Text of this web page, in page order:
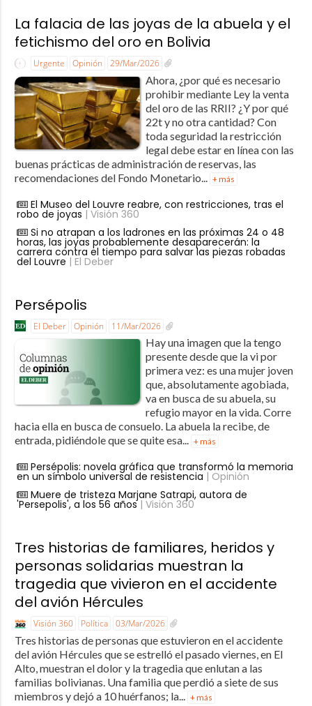
La falacia de las joyas de la abuela y el
fetichismo del oro en Bolivia
Urgente Opinión 29/Mar/2026
Ahora, ¿por qué es necesario
prohibir mediante Ley la venta
del oro de las RRII? ¿Y por qué
22t y no otra cantidad? Con
toda seguridad la restricción
legal debe estar en línea con las
buenas prácticas de administración de reservas, las
recomendaciones del Fondo Monetario...
+ más
El Museo del Louvre reabre, con restricciones, tras el
robo de joyas | Visión 360
Si no atrapan a los ladrones en las próximas 24 o 48
horas, las joyas probablemente desaparecerán: la
carrera contra el tiempo para salvar las piezas robadas
del Louvre | El Deber
Persépolis
El Deber Opinión 11/Mar/2026
Hay una imagen que la tengo
presente desde que la vi por
primera vez: es una mujer joven
que, absolutamente agobiada,
va en busca de su abuela, su
refugio mayor en la vida. Corre
hacia ella en busca de consuelo. La abuela la recibe, de
entrada, pidiéndole que se quite esa... + más
Persépolis: novela gráfica que transformó la memoria
en un símbolo universal de resistencia | Opinión
Muere de tristeza Marjane Satrapi, autora de
'Persepolis', a los 56 años| Visión 360
Tres historias de familiares, heridos y
personas solidarias muestran la
tragedia que vivieron en el accidente
del avión Hércules
Visión 360 Política 03/Mar/2026
Tres historias de personas que estuvieron en el accidente
del avión Hércules que se estrelló el pasado viernes, en El
Alto, muestran el dolor y la tragedia que enlutan a las
familias bolivianas. Una familia que perdió a siete de sus
miembros y dejó a 10 huérfanos; la... + más